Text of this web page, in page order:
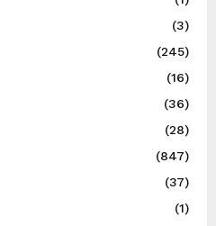
(3)
(245)
(16)
(36)
(28)
(847)
(37)
(1)